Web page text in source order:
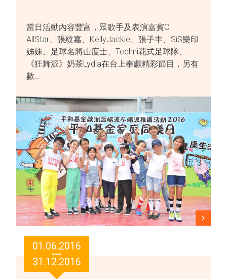
當日活動內容豐富，眾歌手及表演嘉賓C
AllStar、張紋嘉、KellyJackie、張子丰、SiS樂印
姊妹、足球名將山度士、Techni花式足球隊、
《狂舞派》奶茶Lydia在台上奉獻精彩節目，另有
數…
01.06.2016
31.12.2016